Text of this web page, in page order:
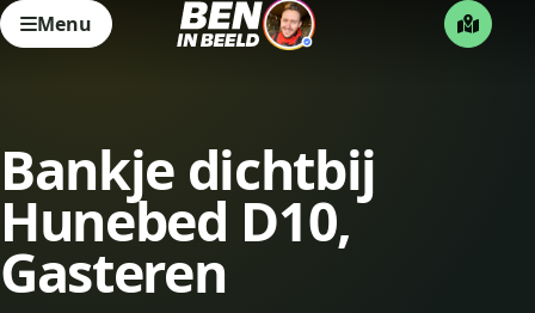
Menu
Bankje dichtbij
Hunebed D10,
Gasteren